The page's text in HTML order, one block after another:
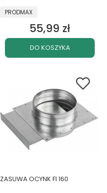
PRODUCENT
PRODMAX
Cena
55,99 zł
DO KOSZYKA
ZASUWA OCYNK FI 160